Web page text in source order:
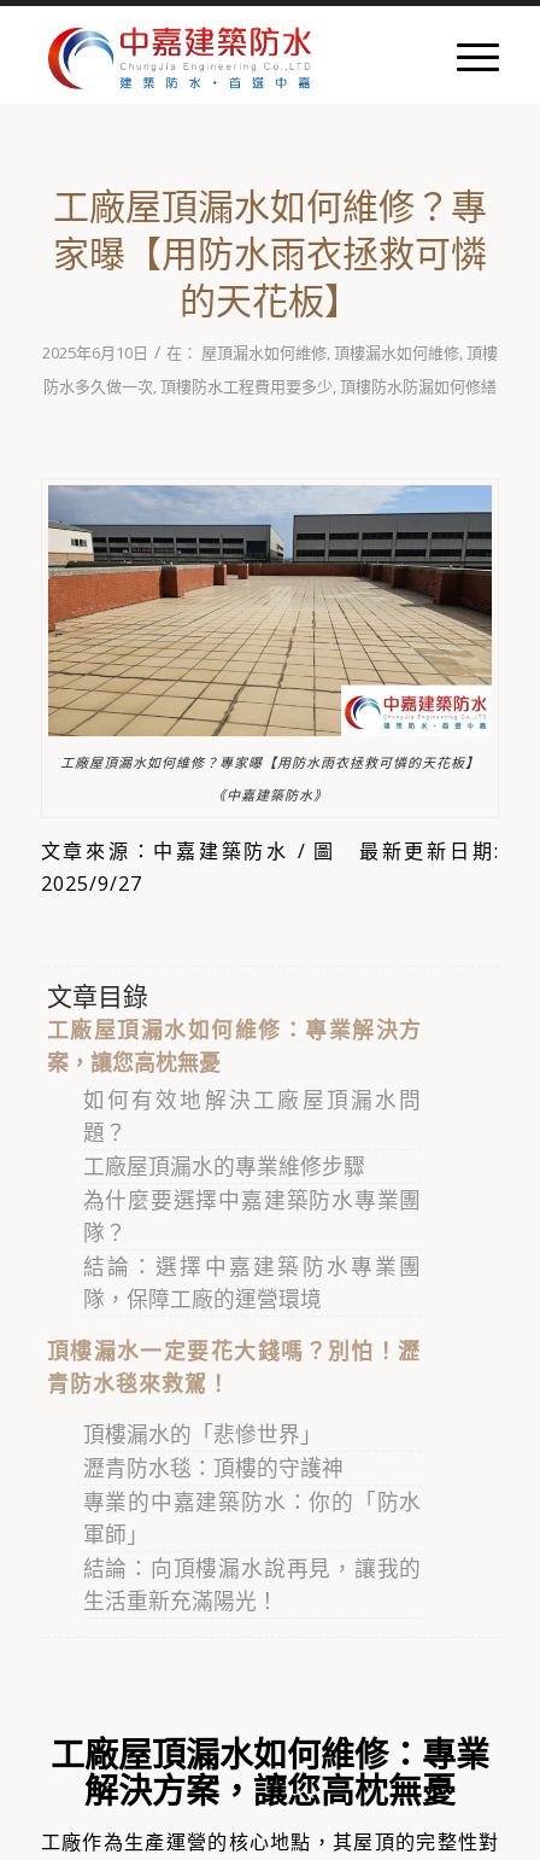
工廠屋頂漏水如何維修？專
家曝【用防水雨衣拯救可憐
的天花板】
2025年6月10日 / 在： 屋頂漏水如何維修,頂樓漏水如何維修,頂樓
防水多久做一次,頂樓防水工程費用要多少,頂樓防水防漏如何修繕
工廠屋頂漏水如何維修？專家曝【用防水雨衣拯救可憐的天花板】
《中嘉建築防水》
文章來源：中嘉建築防水 / 圖 最新更新日期:
2025/9/27
文章目錄
工廠屋頂漏水如何維修：專業解決方
案，讓您高枕無憂
如何有效地解決工廠屋頂漏水問
題？
工廠屋頂漏水的專業維修步驟
為什麼要選擇中嘉建築防水專業團
隊？
結論：選擇中嘉建築防水專業團
隊，保障工廠的運營環境
頂樓漏水一定要花大錢嗎？別怕！瀝
青防水毯來救駕！
頂樓漏水的「悲慘世界」
瀝青防水毯：頂樓的守護神
專業的中嘉建築防水：你的「防水
軍師」
結論：向頂樓漏水說再見，讓我的
生活重新充滿陽光！
工廠屋頂漏水如何維修：專業
解決方案，讓您高枕無憂
工廠作為生產運營的核心地點，其屋頂的完整性對